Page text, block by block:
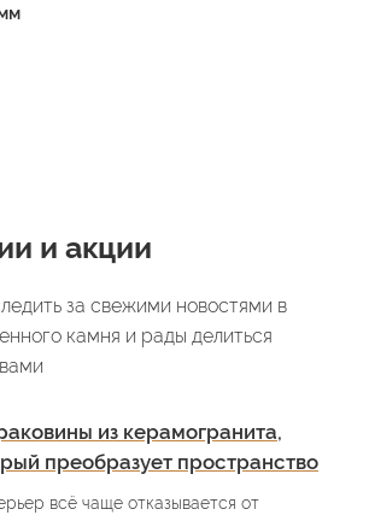
и акции
за свежими новостями в
камня и рады делиться
из керамогранита,
преобразует пространство
всё чаще отказывается от